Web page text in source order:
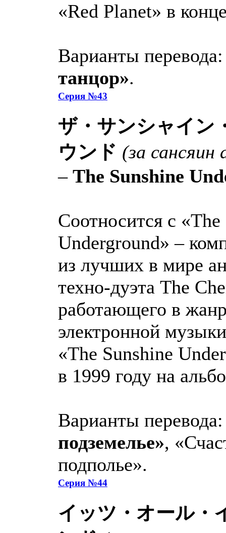
«Red Planet» в
Варианты
танцор».
Серия №43
ザ・サンシャイン
ウンド (за сансяин
– The Sunshine
Соотносится с
Underground» –
из лучших в мире
техно-дуэта The
работающего в
электронной
«The Sunshine
в 1999 году на
Варианты
подземелье»,
подполье».
Серия №44
イッツ・オール・